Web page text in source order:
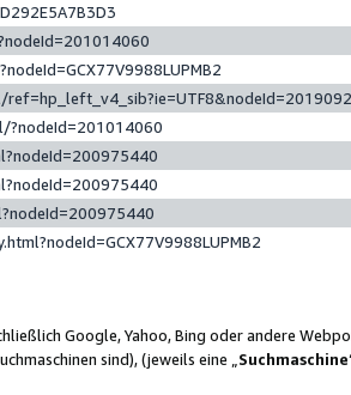
?nodeId=201014060
Google, Yahoo, Bing oder andere
sind), (jeweils eine „ Suchmaschine